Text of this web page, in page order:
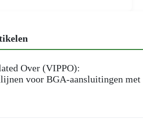
Over (VIPPO):
voor BGA-aansluitingen met